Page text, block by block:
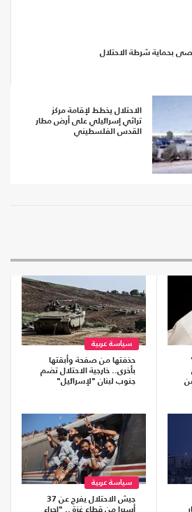
بحماية شرطة الاحتلال
الاحتلال يخطط لإقامة مركز
تراثي إسرائيلي على أرض مطار
القدس الفلسطيني
سياسة عربية
حذفتها من صفحة وأبقتها
بأخرى.. خارجية الاحتلال تضم
جنوب لبنان "لإسرائيل"
سياسة عربية
جيش الاحتلال يفرج عن 37
أسيرا من قطاع غزة .. "إجراء